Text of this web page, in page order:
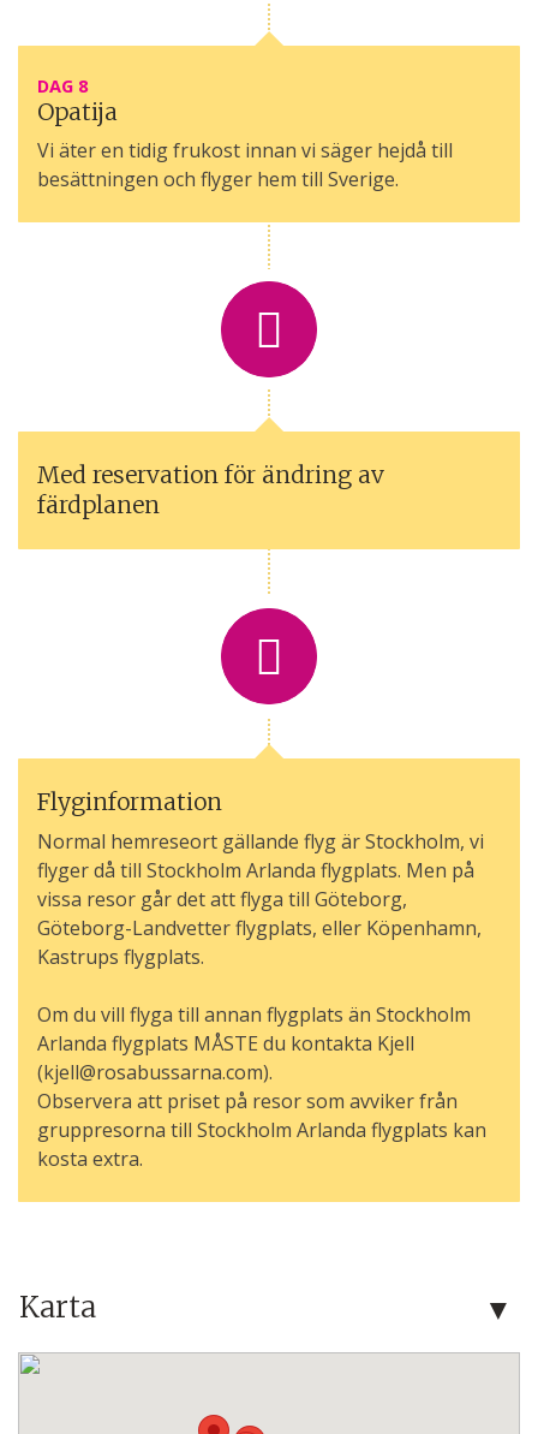
DAG 8
Opatija
Vi äter en tidig frukost innan vi säger hejdå till
besättningen och flyger hem till Sverige.
Med reservation för ändring av
färdplanen
Flyginformation
Normal hemreseort gällande flyg är Stockholm, vi
flyger då till Stockholm Arlanda flygplats. Men på
vissa resor går det att flyga till Göteborg,
Göteborg-Landvetter flygplats, eller Köpenhamn,
Kastrups flygplats.
Om du vill flyga till annan flygplats än Stockholm
Arlanda flygplats MÅSTE du kontakta Kjell
(kjell@rosabussarna.com).
Observera att priset på resor som avviker från
gruppresorna till Stockholm Arlanda flygplats kan
kosta extra.
Karta